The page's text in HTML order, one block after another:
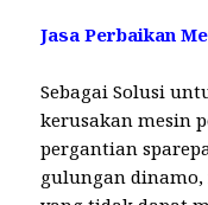
Jasa Perbaikan
Sebagai Solusi
kerusakan mesin
pergantian
gulungan